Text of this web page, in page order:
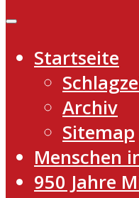
Startseite
Archiv
Sitemap
Menschen
950 Jahre